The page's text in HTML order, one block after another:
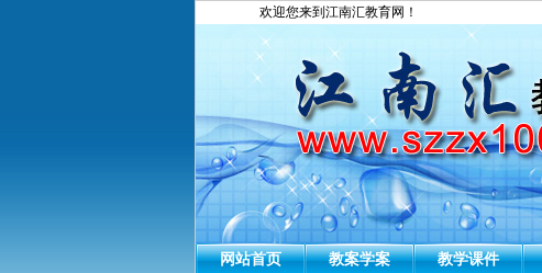
欢迎您来到江南汇教育网！
网站首页 教案学案 教学课件